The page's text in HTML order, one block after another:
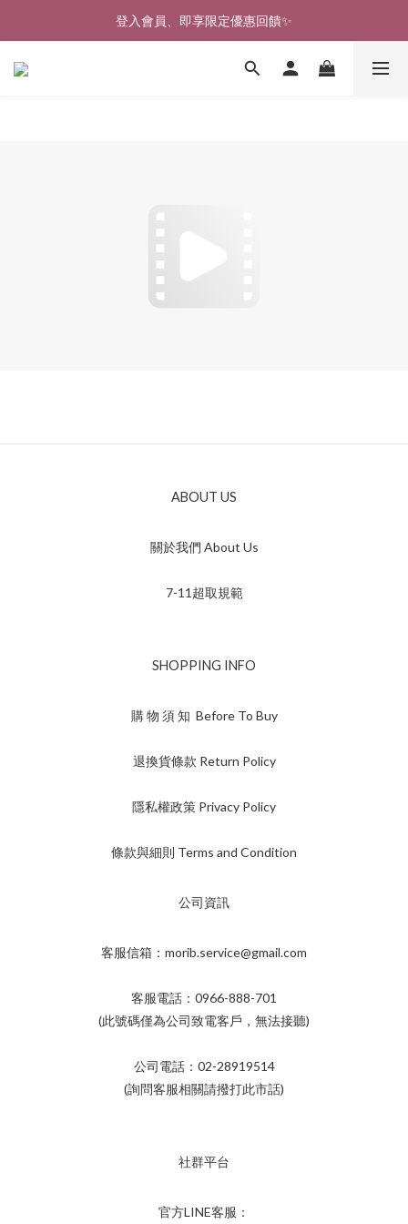
🎉新北淡水實體門市🤗歡迎蒞臨試穿🎉
登入會員、即享限定優惠回饋✨
🎉新北淡水實體門市🤗歡迎蒞臨試穿🎉
ABOUT US
關於我們 About Us
7-11超取規範
SHOPPING INFO
購 物 須 知 Before To Buy
退換貨條款 Return Policy
隱私權政策 Privacy Policy
條款與細則 Terms and Condition
公司資訊
客服信箱：morib.service@gmail.com
客服電話：0966-888-701
(此號碼僅為公司致電客戶，無法接聽)
公司電話：02-28919514
(詢問客服相關請撥打此市話)
社群平台
官方LINE客服：